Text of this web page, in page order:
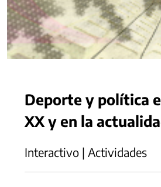
Deporte y política
XX y en la
Interactivo | Actividades